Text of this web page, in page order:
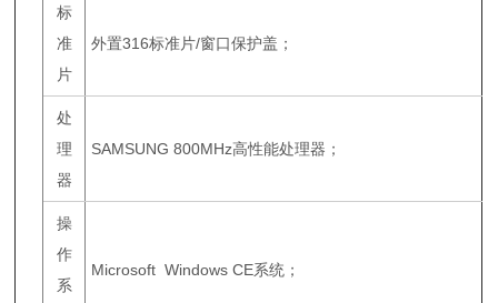
标
准
片
外置316标准片/窗口保护盖；
处
理
器
SAMSUNG 800MHz高性能处理器；
操
作
系
Microsoft Windows CE系统；